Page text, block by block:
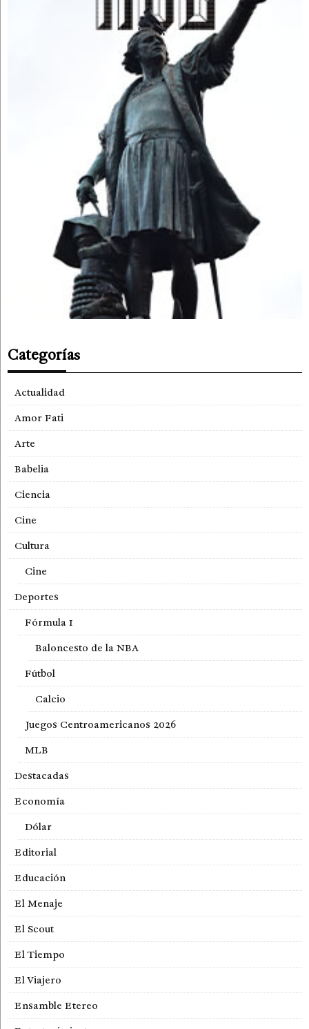
Categorías
Actualidad
Amor Fati
Arte
Babelia
Ciencia
Cine
Cultura
Cine
Deportes
Fórmula 1
Baloncesto de la NBA
Fútbol
Calcio
Juegos Centroamericanos 2026
MLB
Destacadas
Economía
Dólar
Editorial
Educación
El Menaje
El Scout
El Tiempo
El Viajero
Ensamble Etereo